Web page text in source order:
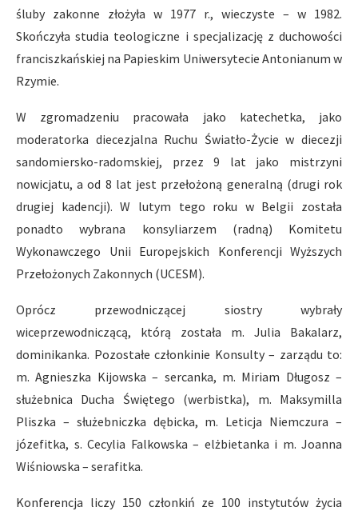
śluby zakonne złożyła w 1977 r., wieczyste – w 1982.
Skończyła studia teologiczne i specjalizację z duchowości
franciszkańskiej na Papieskim Uniwersytecie Antonianum w
Rzymie.
W zgromadzeniu pracowała jako katechetka, jako
moderatorka diecezjalna Ruchu Światło-Życie w diecezji
sandomiersko-radomskiej, przez 9 lat jako mistrzyni
nowicjatu, a od 8 lat jest przełożoną generalną (drugi rok
drugiej kadencji). W lutym tego roku w Belgii została
ponadto wybrana konsyliarzem (radną) Komitetu
Wykonawczego Unii Europejskich Konferencji Wyższych
Przełożonych Zakonnych (UCESM).
Oprócz przewodniczącej siostry wybrały
wiceprzewodniczącą, którą została m. Julia Bakalarz,
dominikanka. Pozostałe członkinie Konsulty – zarządu to:
m. Agnieszka Kijowska – sercanka, m. Miriam Długosz –
służebnica Ducha Świętego (werbistka), m. Maksymilla
Pliszka – służebniczka dębicka, m. Leticja Niemczura –
józefitka, s. Cecylia Falkowska – elżbietanka i m. Joanna
Wiśniowska – serafitka.
Konferencja liczy 150 członkiń ze 100 instytutów życia